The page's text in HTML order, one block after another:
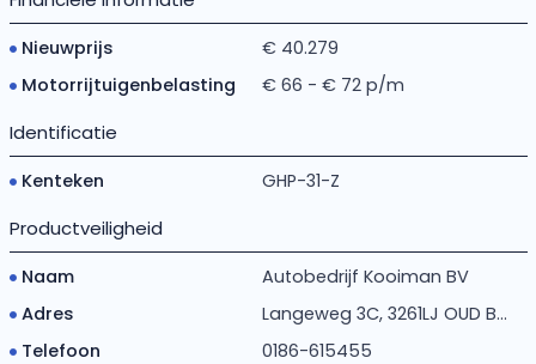
Nieuwprijs
€ 40.279
Motorrijtuigenbelasting
€ 66 - € 72 p/m
Identificatie
Kenteken GHP-31-Z
Productveiligheid
Naam
Autobedrijf Kooiman BV
Adres
Langeweg 3C, 3261LJ OUD B...
Telefoon
0186-615455